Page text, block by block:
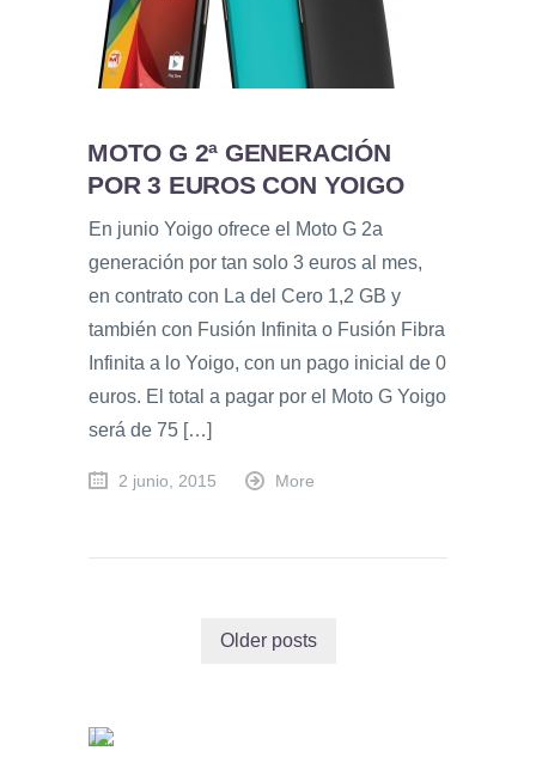
MOTO G 2ª GENERACIÓN
POR 3 EUROS CON YOIGO
En junio Yoigo ofrece el Moto G 2a
generación por tan solo 3 euros al mes,
en contrato con La del Cero 1,2 GB y
también con Fusión Infinita o Fusión Fibra
Infinita a lo Yoigo, con un pago inicial de 0
euros. El total a pagar por el Moto G Yoigo
será de 75 […]
2 junio, 2015 More
Older posts